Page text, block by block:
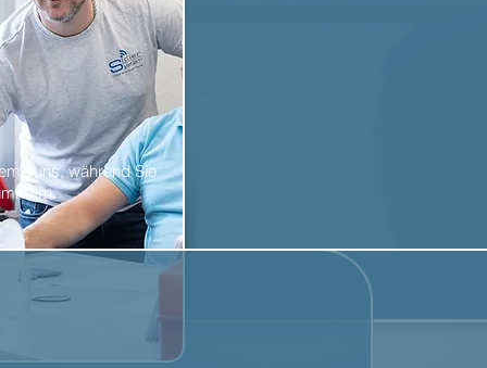
uns, während Sie